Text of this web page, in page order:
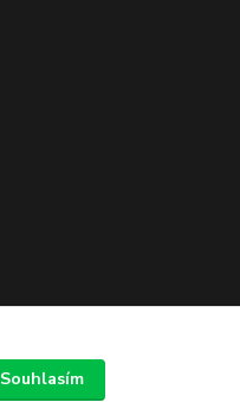
Souhlasím